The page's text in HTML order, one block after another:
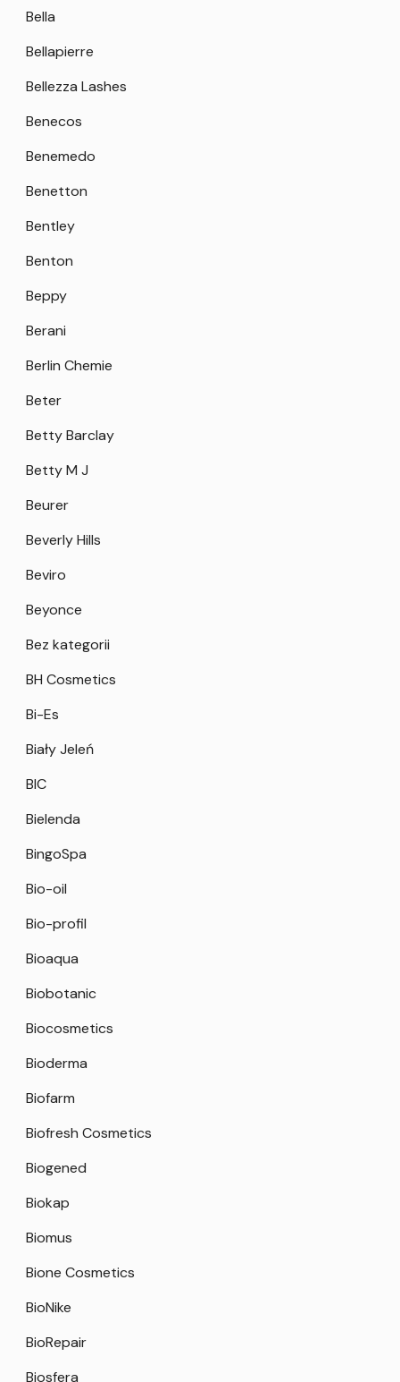
Bella
Bellapierre
Bellezza Lashes
Benecos
Benemedo
Benetton
Bentley
Benton
Beppy
Berani
Berlin Chemie
Beter
Betty Barclay
Betty M J
Beurer
Beverly Hills
Beviro
Beyonce
Bez kategorii
BH Cosmetics
Bi-Es
Biały Jeleń
BIC
Bielenda
BingoSpa
Bio-oil
Bio-profil
Bioaqua
Biobotanic
Biocosmetics
Bioderma
Biofarm
Biofresh Cosmetics
Biogened
Biokap
Biomus
Bione Cosmetics
BioNike
BioRepair
Biosfera